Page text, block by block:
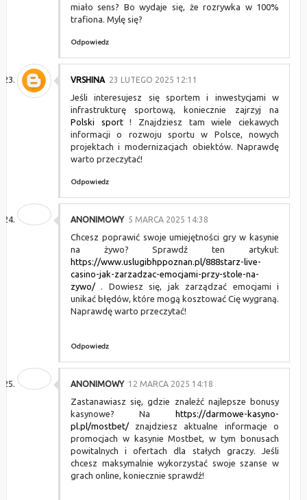
miało sens? Bo wydaje się, że rozrywka w 100%
trafiona. Mylę się?
Odpowiedz
VRSHINA 23 LUTEGO 2025 12:11
Jeśli interesujesz się sportem i inwestycjami w
infrastrukturę sportową, koniecznie zajrzyj na
Polski sport! Znajdziesz tam wiele ciekawych
informacji o rozwoju sportu w Polsce, nowych
projektach i modernizacjach obiektów. Naprawdę
warto przeczytać!
Odpowiedz
ANONIMOWY 5 MARCA 2025 14:38
Chcesz poprawić swoje umiejętności gry w kasynie
na żywo? Sprawdź ten artykuł:
https://www.uslugibhppoznan.pl/888starz-live-
casino-jak-zarzadzac-emocjami-przy-stole-na-
zywo/. Dowiesz się, jak zarządzać emocjami i
unikać błędów, które mogą kosztować Cię wygraną.
Naprawdę warto przeczytać!
Odpowiedz
ANONIMOWY 12 MARCA 2025 14:18
Zastanawiasz się, gdzie znaleźć najlepsze bonusy
kasynowe? Na
https://darmowe-kasyno-
pl.pl/mostbet/znajdziesz aktualne informacje o
promocjach w kasynie Mostbet, w tym bonusach
powitalnych i ofertach dla stałych graczy. Jeśli
chcesz maksymalnie wykorzystać swoje szanse w
grach online, koniecznie sprawdź!